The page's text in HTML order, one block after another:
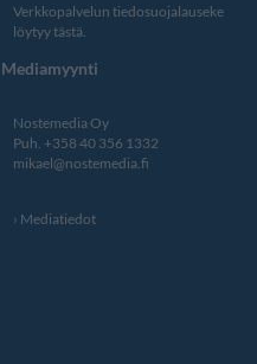
Verkkopalvelun tiedosuojalauseke
löytyy tästä
Mediamyynti
Nostemedia Oy
Puh. +358 40 356 1332
mikael@nostemedia.fi
Mediatiedot